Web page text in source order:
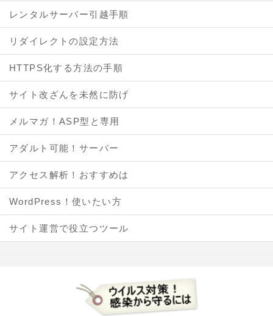
レンタルサーバー引越手順
リダイレクトの設定方法
HTTPS化する方法の手順
サイト改ざんを未然に防げ
メルマガ！ASP型と専用
アダルト可能！サーバー
アクセス解析！おすすめは
WordPress！使いたい方
サイト運営で役立つツール